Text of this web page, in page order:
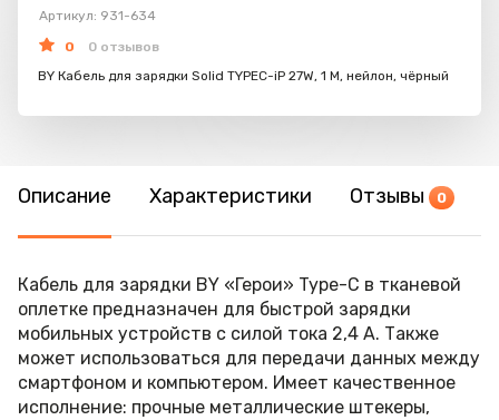
Артикул: 931-634
0
0 отзывов
BY Кабель для зарядки Solid TYPEC-iP 27W, 1 M, нейлон, чёрный
Описание Характеристики Отзывы 0
Кабель для зарядки BY «Герои» Type-C в тканевой
оплетке предназначен для быстрой зарядки
мобильных устройств с силой тока 2,4 А. Также
может использоваться для передачи данных между
смартфоном и компьютером. Имеет качественное
исполнение: прочные металлические штекеры,